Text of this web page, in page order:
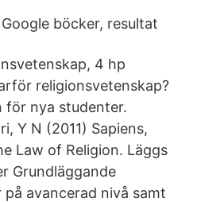
böcker, resultat
4 hp
religionsvetenskap?
för nya studenter.
Y N (2011) Sapiens,
Law of Religion. Läggs
Grundläggande
avancerad nivå samt